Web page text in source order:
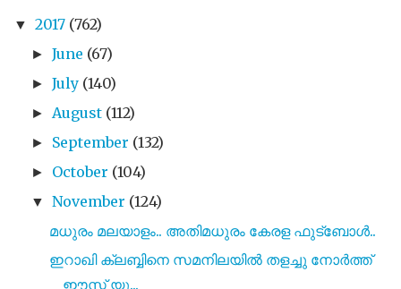
▼ 2017 (762)
►June (67)
►July (140)
► August (112)
► September (132)
► October (104)
▼ November (124)
മധുരം മലയാളം.. അതിമധുരം കേരള ഫുട്ബോൾ..
ഇറാഖി ക്ലബ്ബിനെ സമനിലയിൽ തളച്ചു നോർത്ത്
ഈസ്റ്റ് യു...